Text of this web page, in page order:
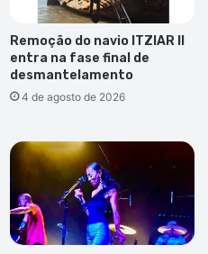
Remoção do navio ITZIAR II
entra na fase final de
desmantelamento
4 de agosto de 2026